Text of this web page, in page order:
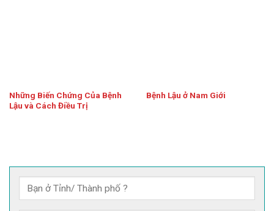
Những Biến Chứng Của Bệnh
Lậu và Cách Điều Trị
Bệnh Lậu ở Nam Giới